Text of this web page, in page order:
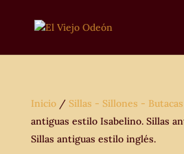
Inicio/ Sillas - Sillones - Butacas
antiguas estilo Isabelino. Sillas
Sillas antiguas estilo inglés.